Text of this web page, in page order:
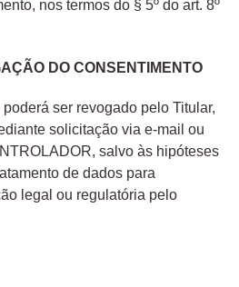
nos termos do § 5º do art. 8º
DO CONSENTIMENTO
ser revogado pelo Titular,
solicitação via e-mail ou
salvo às hipóteses
de dados para
legal ou regulatória pelo